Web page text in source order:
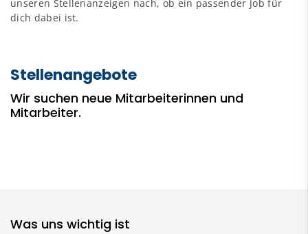
unseren Stellenanzeigen nach, ob ein passender Job für
dich dabei ist.
Stellenangebote
Wir suchen neue Mitarbeiterinnen und
Mitarbeiter.
Was uns wichtig ist